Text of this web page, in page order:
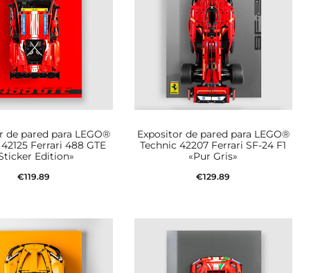
de pared para LEGO®
Ferrari 488 GTE
Edition»
€119.89
Expositor de pared para LEGO®
Technic 42207 Ferrari SF-24 F1
«Pur Gris»
€129.89